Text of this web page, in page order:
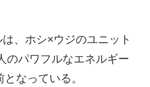
、ホシ×ウジのユニット
のパワフルなエネルギー
なっている。